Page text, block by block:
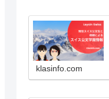
klasinfo.com